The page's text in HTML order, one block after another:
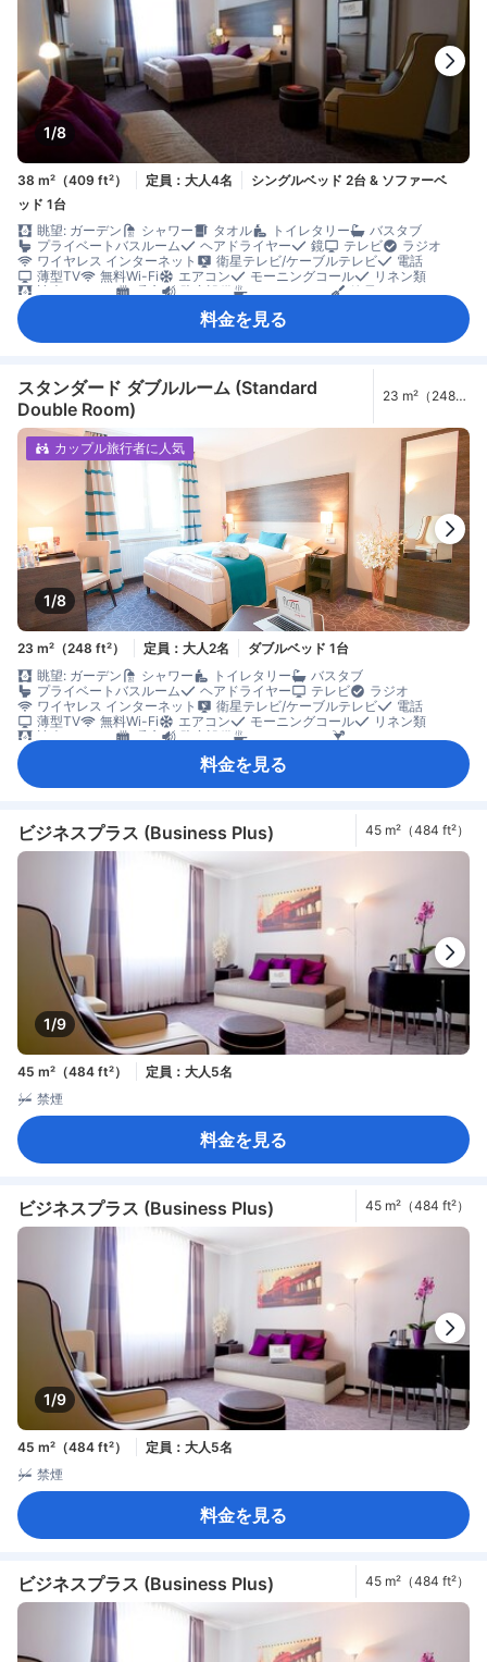
1/8
38 m²（409 ft²） 定員：大人4名
シングルベッド 2台 & ソファーベ
ッド 1台
眺望: ガーデン
シャワー タオル トイレタリー
バスタブ
プライベートバスルーム
ヘアドライヤー 鏡 テレビ
ラジオ
ワイヤレス インターネット
衛星テレビ/ケーブルテレビ
電話
薄型TV
無料Wi-Fi エアコン モーニングコール
リネン類
遮光カーテン
暖房 防音設備 フルキッチン
簡易キッチン
カーペット
ソファ
ワークスペース（ノートパソコン使用可）
料金を見る
スタンダード ダブルルーム (Standard
Double Room)
23 m²（248
1/8
カップル旅行者に人気
23 m²（248 ft²） 定員：大人2名
ダブルベッド 1台
眺望: ガーデン
シャワー トイレタリー
バスタブ
プライベートバスルーム
ヘアドライヤー テレビ
ラジオ
ワイヤレス インターネット
衛星テレビ/ケーブルテレビ
電話
薄型TV
無料Wi-Fi エアコン モーニングコール
リネン類
遮光カーテン
暖房 防音設備 フルキッチン
ミニバー
清掃（毎日）
ソファ 書斎デスク
料金を見る
ビジネスプラス (Business Plus) 45 m²（484 ft²）
1/9
45 m²（484 ft²）
定員：大人5名
禁煙
料金を見る
ビジネスプラス (Business Plus) 45 m²（484 ft²）
1/9
45 m²（484 ft²）
定員：大人5名
禁煙
料金を見る
ビジネスプラス (Business Plus) 45 m²（484 ft²）